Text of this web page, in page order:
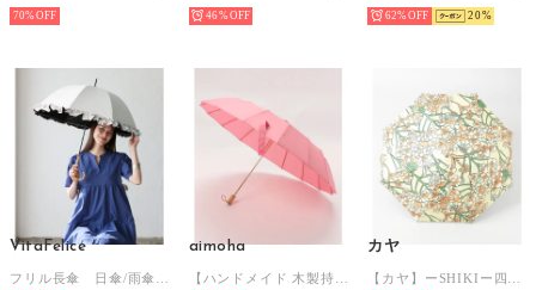
70% 46% 62% 20
VitaFelice aimoha カヤ